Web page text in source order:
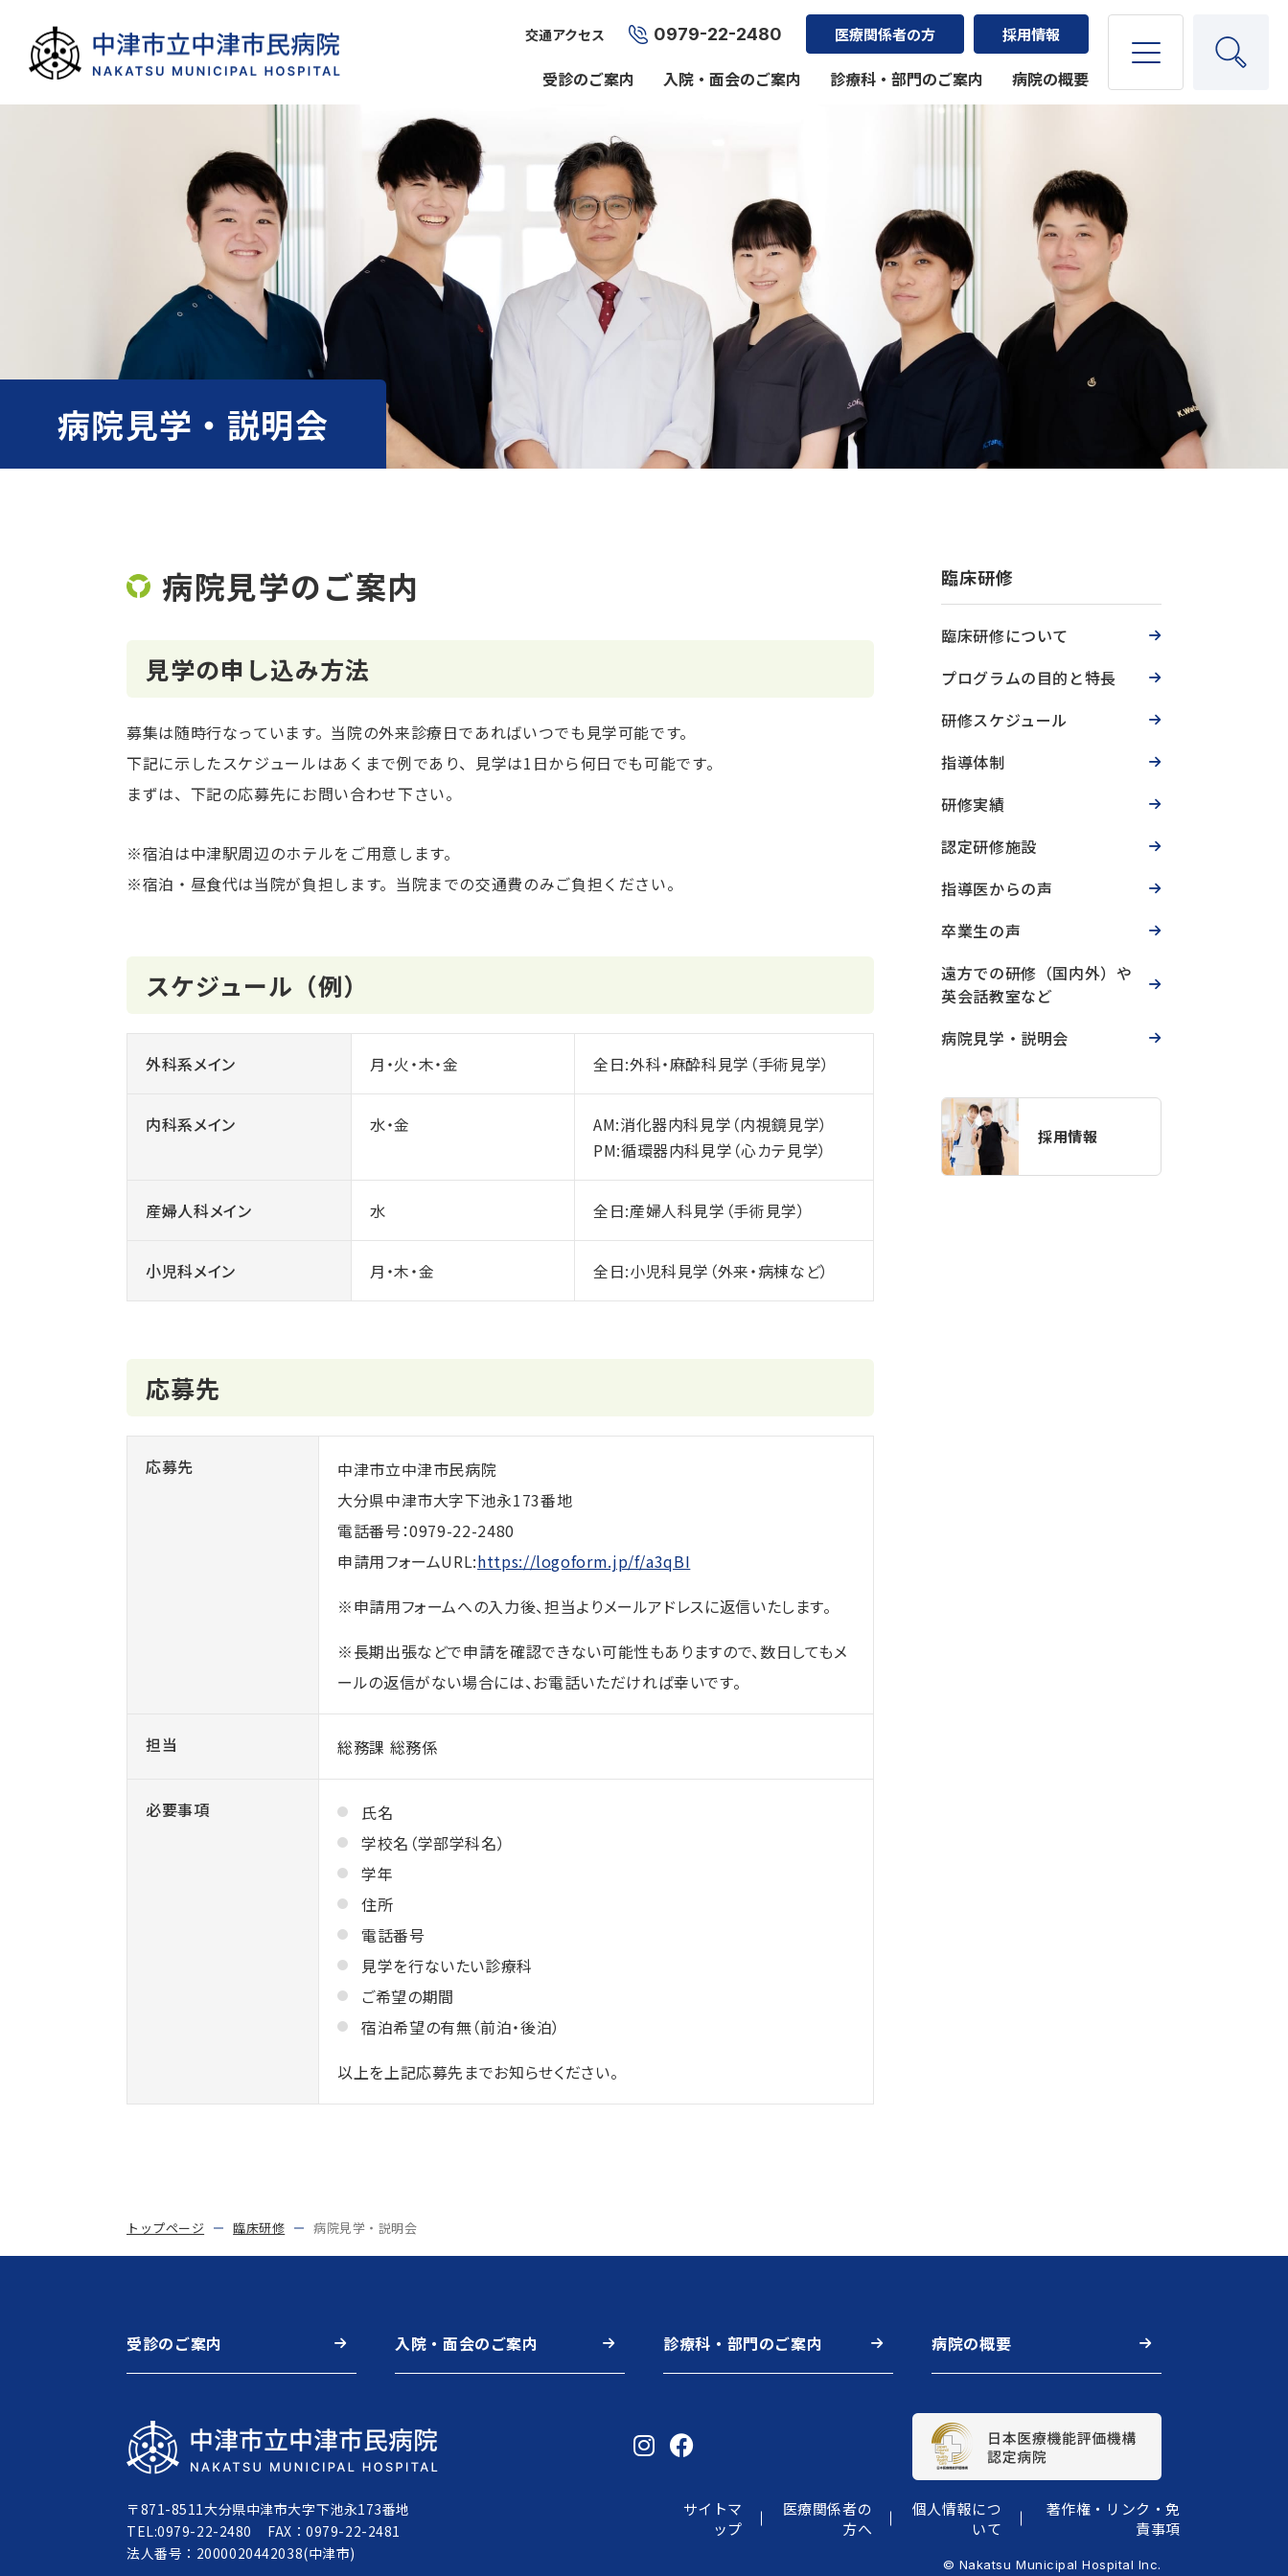
交通アクセス 0979-22-2480 医療関係者の方 採用情報
受診のご案内 入院・面会のご案内 診療科・部門のご案内 病院の概要
病院見学・説明会
病院見学のご案内
見学の申し込み方法
募集は随時行なっています。当院の外来診療日であればいつでも見学可能です。
下記に示したスケジュールはあくまで例であり、見学は1日から何日でも可能です。
まずは、下記の応募先にお問い合わせ下さい。
※宿泊は中津駅周辺のホテルをご用意します。
※宿泊・昼食代は当院が負担します。当院までの交通費のみご負担ください。
スケジュール（例）
外科系メイン 月・火・木・金 全日:外科・麻酔科見学（手術見学）
内科系メイン 水・金
AM:消化器内科見学（内視鏡見学）
PM:循環器内科見学（心カテ見学）
産婦人科メイン 水 全日:産婦人科見学（手術見学）
小児科メイン 月・木・金 全日:小児科見学（外来・病棟など）
応募先
応募先
中津市立中津市民病院
大分県中津市大字下池永173番地
電話番号：0979-22-2480
申請用フォームURL:https://logoform.jp/f/a3qBI
※申請用フォームへの入力後、担当よりメールアドレスに返信いたします。
※長期出張などで申請を確認できない可能性もありますので、数日してもメ
ールの返信がない場合には、お電話いただければ幸いです。
担当 総務課 総務係
必要事項
氏名
学校名（学部学科名）
学年
住所
電話番号
見学を行ないたい診療科
ご希望の期間
宿泊希望の有無（前泊・後泊）
以上を上記応募先までお知らせください。
臨床研修
臨床研修について
プログラムの目的と特長
研修スケジュール
指導体制
研修実績
認定研修施設
指導医からの声
卒業生の声
遠方での研修（国内外）や
英会話教室など
病院見学・説明会
採用情報
トップページ 臨床研修 病院見学・説明会
受診のご案内 入院・面会のご案内 診療科・部門のご案内 病院の概要
〒871-8511大分県中津市大字下池永173番地
TEL:0979-22-2480
FAX：0979-22-2481
法人番号：2000020442038(中津市)
サイトマ
ップ
医療関係者の
方へ
個人情報につ
いて
著作権・リンク・免
責事項
© Nakatsu Municipal Hospital Inc.